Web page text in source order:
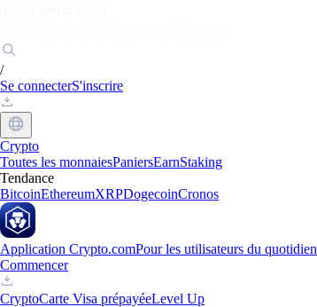
/
Se connecterS'inscrire
Crypto
Toutes les monnaiesPaniersEarnStaking
Tendance
BitcoinEthereumXRPDogecoinCronos
Application Crypto.comPour les utilisateurs du quotidien
Commencer
CryptoCarte Visa prépayéeLevel Up